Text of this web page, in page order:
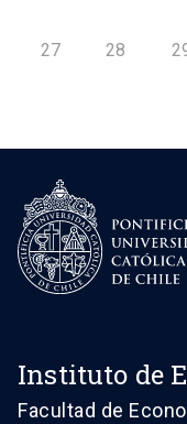
27 28
Instituto de
Facultad de